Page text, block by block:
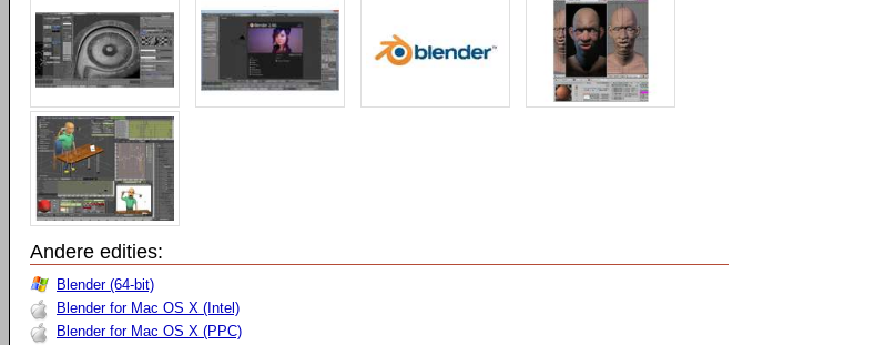
Andere edities:
Blender (64-bit)
Blender for Mac OS X (Intel)
Blender for Mac OS X (PPC)